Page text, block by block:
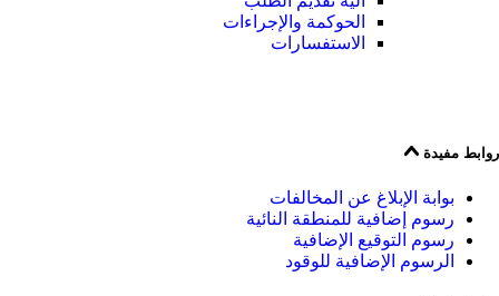
الحوكمة والإجراءات
الاستفسارات
روابط مفيدة
بوابة الإبلاغ عن المخالفات
رسوم إضافية للمنطقة النائية
رسوم التوقيع الإضافية
الرسوم الإضافية للوقود